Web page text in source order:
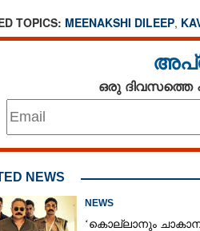
TOPICS: MEENAKSHI DILEEP,
ഒരു
NEWS
NEWS
‘കൊല്ലാനും